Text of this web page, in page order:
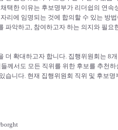
택한 이유는 후보명부가 리더쉽의 연
리에 임명되는 것에 합의할 수 있는 방
파악하고, 참여하고자 하는 의지와 필요
더 확대하고자 합니다. 집행위원회는 8
께서도 모든 직위를 위한 후보를 추천
습니다. 현재 집행위원회 직위 및 후보